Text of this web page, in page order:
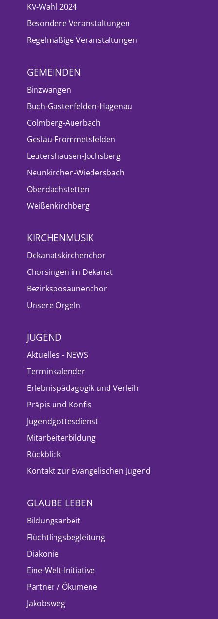
KV-Wahl 2024
Besondere Veranstaltungen
Regelmäßige Veranstaltungen
GEMEINDEN
Binzwangen
Buch-Gastenfelden-Hagenau
Colmberg-Auerbach
Geslau-Frommetsfelden
Leutershausen-Jochsberg
Neunkirchen-Wiedersbach
Oberdachstetten
Weißenkirchberg
KIRCHENMUSIK
Dekanatskirchenchor
Chorsingen im Dekanat
Bezirksposaunenchor
Unsere Orgeln
JUGEND
Aktuelles - NEWS
Terminkalender
Erlebnispädagogik und Verleih
Präpis und Konfis
Jugendgottesdienst
Mitarbeiterbildung
Rückblick
Kontakt zur Evangelischen Jugend
GLAUBE LEBEN
Bildungsarbeit
Flüchtlingsbegleitung
Diakonie
Eine-Welt-Initiative
Partner / Ökumene
Jakobsweg